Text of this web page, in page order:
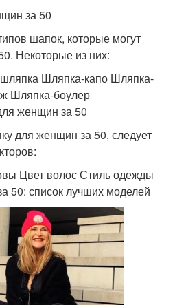
за 50
шапок, которые могут
Некоторые из них:
Шляпка-капо Шляпка-
Шляпка-боулер
женщин за 50
для женщин за 50, следует
Цвет волос Стиль одежды
50: список лучших моделей